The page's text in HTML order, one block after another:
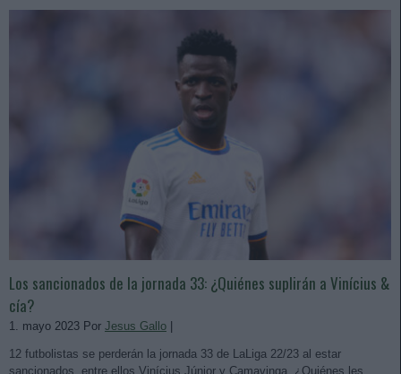
Los sancionados de la jornada 33: ¿Quiénes suplirán a Vinícius &
cía?
1. mayo 2023 Por Jesus Gallo |
12 futbolistas se perderán la jornada 33 de LaLiga 22/23 al estar
sancionados, entre ellos Vinícius Júnior y Camavinga. ¿Quiénes les